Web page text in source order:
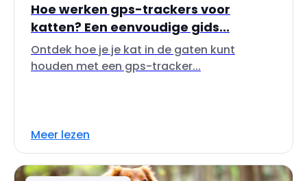
Hoe werken gps-trackers voor
katten? Een eenvoudige gids...
Ontdek hoe je je kat in de gaten kunt
houden met een gps-tracker...
Meer lezen